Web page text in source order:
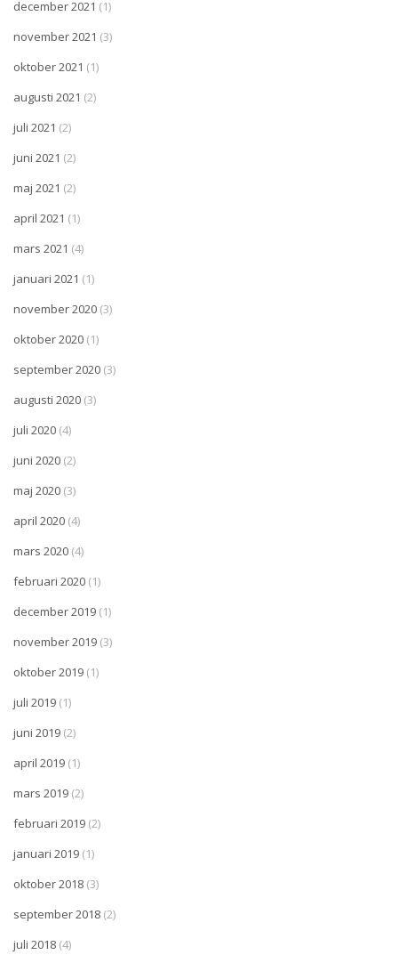
december 2021 (1)
november 2021 (3)
oktober 2021 (1)
augusti 2021 (2)
juli 2021 (2)
juni 2021 (2)
maj 2021 (2)
april 2021 (1)
mars 2021 (4)
januari 2021 (1)
november 2020 (3)
oktober 2020 (1)
september 2020 (3)
augusti 2020 (3)
juli 2020 (4)
juni 2020 (2)
maj 2020 (3)
april 2020 (4)
mars 2020 (4)
februari 2020 (1)
december 2019 (1)
november 2019 (3)
oktober 2019 (1)
juli 2019 (1)
juni 2019 (2)
april 2019 (1)
mars 2019 (2)
februari 2019 (2)
januari 2019 (1)
oktober 2018 (3)
september 2018 (2)
juli 2018 (4)